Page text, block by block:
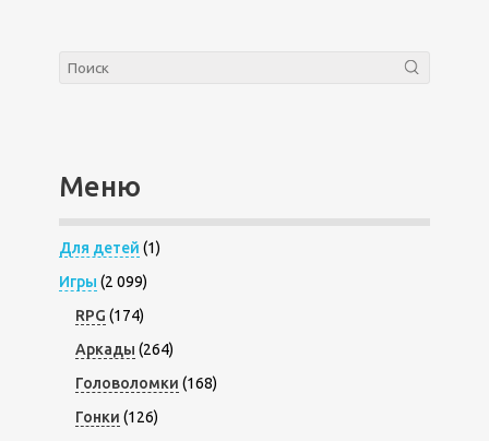
Меню
Для детей (1)
Игры (2 099)
RPG (174)
Аркады (264)
Головоломки (168)
Гонки (126)